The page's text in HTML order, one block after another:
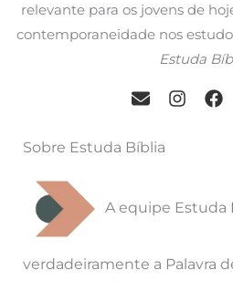
relevante para os jovens de
contemporaneidade nos
Estuda
Sobre Estuda Bíblia
A equipe Estuda
verdadeiramente a Palavra